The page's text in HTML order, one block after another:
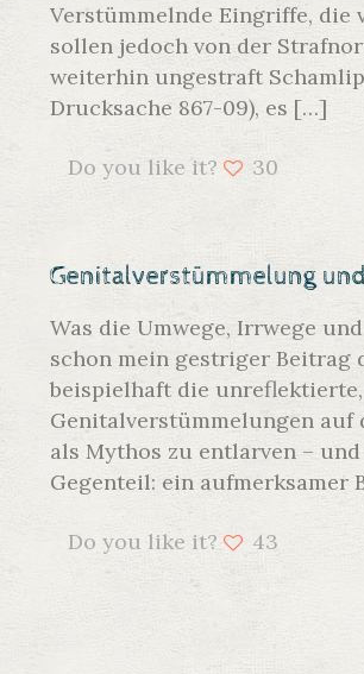
Verstümmelnde Eingriffe, die
sollen jedoch von der
weiterhin ungestraft
Drucksache 867-09), es […]
Do you like it? 30
Genitalverstümmelung
Was die Umwege, Irrwege
schon mein gestriger Beitrag
beispielhaft die
Genitalverstümmelungen auf
als Mythos zu entlarven –
Gegenteil: ein aufmerksamer
Do you like it? 43